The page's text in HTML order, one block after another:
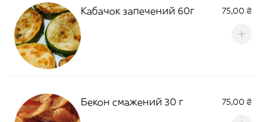
Кабачок запечений 60г 75,00 ₴
Бекон смажений 30 г 75,00 ₴